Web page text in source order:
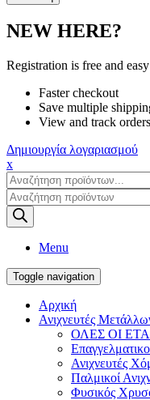
NEW HERE?
Registration is free and
Faster checkout
Save multiple
View and track
Δημιουργία λογαριασμού
x
Products
search
Menu
Toggle navigation
Αρχική
Ανιχνευτές
ΟΛΕΣ ΟΙ
Ανιχνευτές
Παλμικοί
Φυσικός